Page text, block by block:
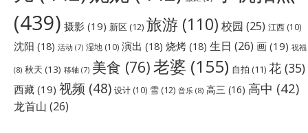
(439) 摄影 (19) 新区 (12) 旅游 (110) 校园 (25) 江西 (10)
沈阳 (18) 活动 (7) 湿地 (10) 演出 (18) 烧烤 (18) 生日 (26) 画 (19) 祝福
(8) 秋天 (13) 移轴 (7) 美食 (76)老婆 (155) 自拍 (11) 花 (35)
西藏 (19) 视频 (48) 设计 (10) 雪 (12) 音乐 (8) 高三 (16) 高中 (42)
龙首山 (26)